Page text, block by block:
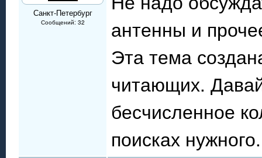
Санкт-Петербург
Сообщений: 32
антенны и
Эта тема
читающих.
бесчисленное
поисках нужного.